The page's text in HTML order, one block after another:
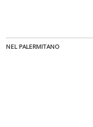
NEL PALERMITANO